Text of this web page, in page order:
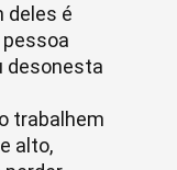
deles é
desonesta
trabalhem
alto,